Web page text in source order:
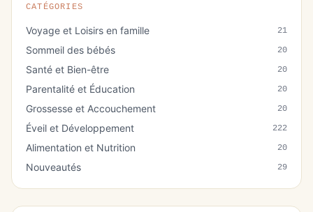
CATÉGORIES
Voyage et Loisirs en famille 21
Sommeil des bébés 20
Santé et Bien-être 20
Parentalité et Éducation 20
Grossesse et Accouchement 20
Éveil et Développement 222
Alimentation et Nutrition 20
Nouveautés 29